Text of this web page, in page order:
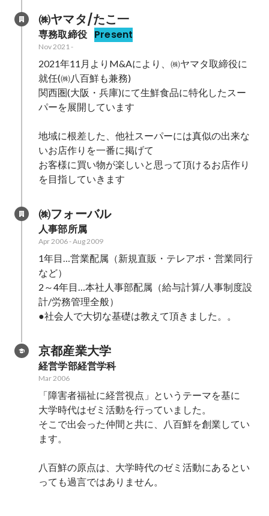
㈱ヤマタ/たこ一
専務取締役 Present
Nov 2021-
2021年11月よりM&Aにより、㈱ヤマタ取締役に
就任(㈱八百鮮も兼務)
関西圏(大阪・兵庫)にて生鮮食品に特化したスー
パーを展開しています
地域に根差した、他社スーパーには真似の出来な
いお店作りを一番に掲げて
お客様に買い物が楽しいと思って頂けるお店作り
を目指していきます
㈱フォーバル
人事部所属
Apr 2006-Aug 2009
1年目…営業配属（新規直販・テレアポ・営業同行
など）
2～4年目…本社人事部配属（給与計算/人事制度設
計/労務管理全般）
●社会人で大切な基礎は教えて頂きました。。
京都産業大学
経営学部経営学科
Mar 2006
「障害者福祉に経営視点」というテーマを基に
大学時代はゼミ活動を行っていました。
そこで出会った仲間と共に、八百鮮を創業してい
ます。
八百鮮の原点は、大学時代のゼミ活動にあるとい
っても過言ではありません。